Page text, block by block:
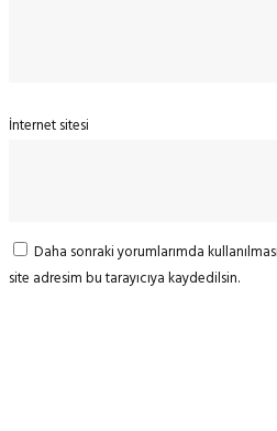
İnternet sitesi
Daha sonraki yorumlarımda
site adresim bu tarayıcıya kaydedilsin.